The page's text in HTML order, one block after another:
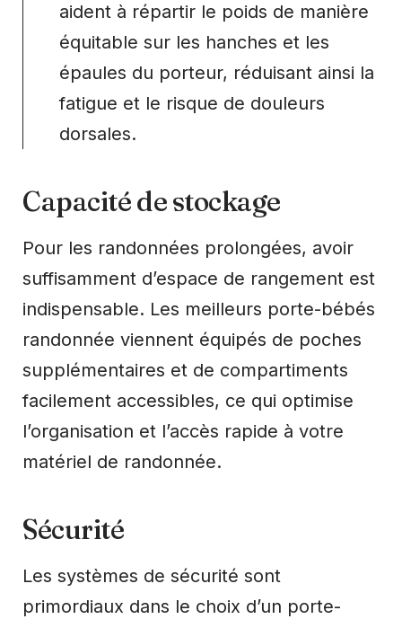
aident à répartir le poids de manière
équitable sur les hanches et les
épaules du porteur, réduisant ainsi la
fatigue et le risque de douleurs
dorsales.
Capacité de stockage
Pour les randonnées prolongées, avoir
suffisamment d’espace de rangement est
indispensable. Les meilleurs porte-bébés
randonnée viennent équipés de poches
supplémentaires et de compartiments
facilement accessibles, ce qui optimise
l’organisation et l’accès rapide à votre
matériel de randonnée.
Sécurité
Les systèmes de sécurité sont
primordiaux dans le choix d’un porte-